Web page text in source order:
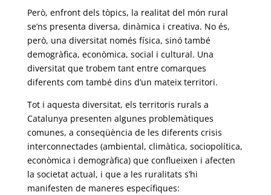
Però, enfront dels tòpics, la realitat del món rural
se’ns presenta diversa, dinàmica i creativa. No és,
però, una diversitat només física, sinó també
demogràfica, econòmica, social i cultural. Una
diversitat que trobem tant entre comarques
diferents com també dins d’un mateix territori.
Tot i aquesta diversitat, els territoris rurals a
Catalunya presenten algunes problemàtiques
comunes, a conseqüència de les diferents crisis
interconnectades (ambiental, climàtica, sociopolítica,
econòmica i demogràfica) que conflueixen i afecten
la societat actual, i que a les ruralitats s’hi
manifesten de maneres específiques: